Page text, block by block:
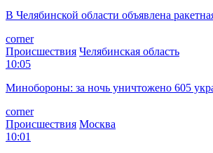
В Челябинской области объявлена
corner
Происшествия Челябинская область
10:05
Минобороны: за ночь уничтожено 605
corner
Происшествия Москва
10:01